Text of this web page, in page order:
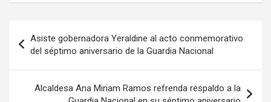
de
entradas
Asiste gobernadora Yeraldine al acto conmemorativo
del séptimo aniversario de la Guardia Nacional
Alcaldesa Ana Miriam Ramos refrenda respaldo a la